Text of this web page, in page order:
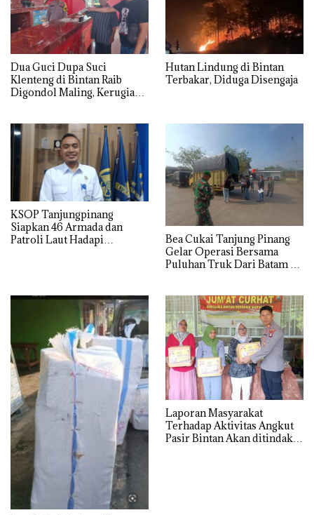
Dua Guci Dupa Suci
Klenteng di Bintan Raib
Digondol Maling, Kerugian
Hutan Lindung di Bintan
Terbakar, Diduga Disengaja
KSOP Tanjungpinang
Siapkan 46 Armada dan
Patroli Laut Hadapi
Bea Cukai Tanjung Pinang
Gelar Operasi Bersama
Puluhan Truk Dari Batam di
Laporan Masyarakat
Terhadap Aktivitas Angkut
Pasir Bintan Akan ditindak